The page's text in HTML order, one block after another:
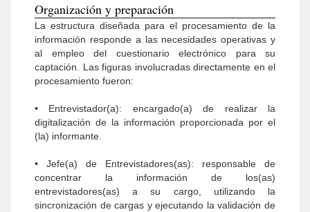
Organización y preparación
La estructura diseñada para el procesamiento de la
información responde a las necesidades operativas y
al empleo del cuestionario electrónico para su
captación. Las figuras involucradas directamente en el
procesamiento fueron:
• Entrevistador(a): encargado(a) de realizar la
digitalización de la información proporcionada por el
(la) informante.
• Jefe(a) de Entrevistadores(as): responsable de
concentrar la información de los(as)
entrevistadores(as) a su cargo, utilizando la
sincronización de cargas y ejecutando la validación de